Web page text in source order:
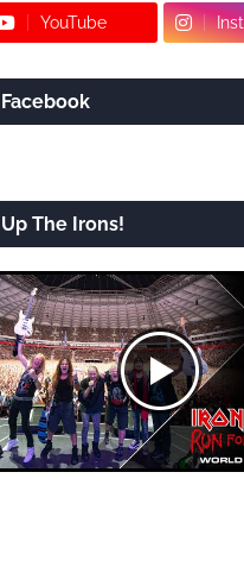
YouTube
Facebook
Up The Irons!